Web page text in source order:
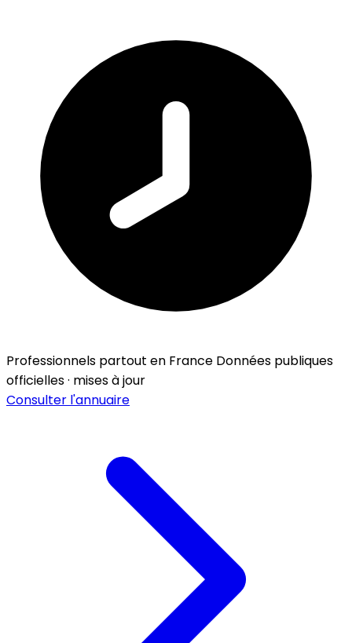
Professionnels partout en France Données publiques
officielles · mises à jour
Consulter l'annuaire